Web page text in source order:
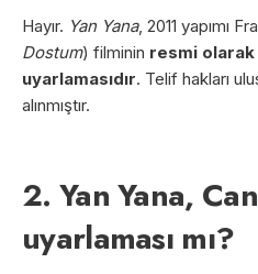
Hayır. Yan Yana, 2011 yapımı
Dostum) filminin resmi olarak
uyarlamasıdır. Telif hakları
alınmıştır.
2. Yan Yana,
uyarlaması mı?